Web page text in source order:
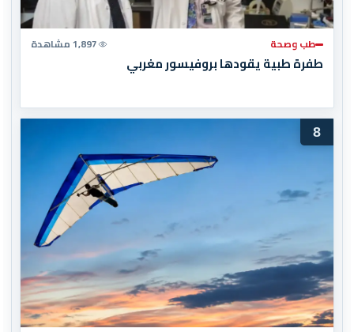
طب وصحة 1,897 مشاهدة
طفرة طبية يقودها بروفيسور مغربي
8